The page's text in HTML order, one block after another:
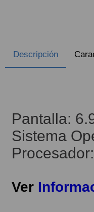
Descripción
Pantalla:
Sistema
Ver